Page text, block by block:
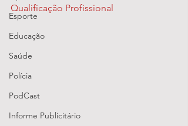
Esporte
Educação
Saúde
Polícia
PodCast
Informe Publicitário
Qualificação Profissional